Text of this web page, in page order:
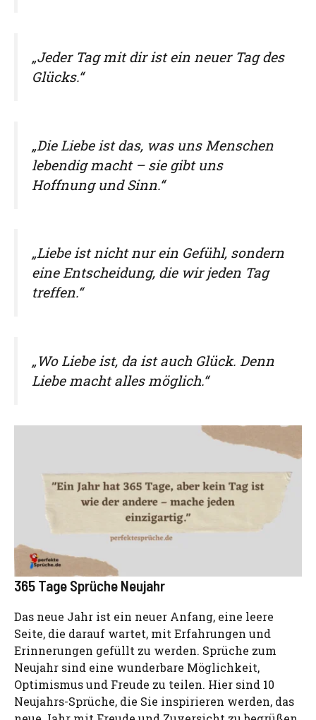
„Jeder Tag mit dir ist ein neuer Tag des
Glücks.“
„Die Liebe ist das, was uns Menschen
lebendig macht – sie gibt uns
Hoffnung und Sinn.“
„Liebe ist nicht nur ein Gefühl, sondern
eine Entscheidung, die wir jeden Tag
treffen.“
„Wo Liebe ist, da ist auch Glück. Denn
Liebe macht alles möglich.“
365 Tage Sprüche Neujahr
Das neue Jahr ist ein neuer Anfang, eine leere
Seite, die darauf wartet, mit Erfahrungen und
Erinnerungen gefüllt zu werden. Sprüche zum
Neujahr sind eine wunderbare Möglichkeit,
Optimismus und Freude zu teilen. Hier sind 10
Neujahrs-Sprüche, die Sie inspirieren werden, das